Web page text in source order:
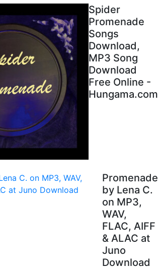
Spider
Promenade
Songs
Download,
MP3 Song
Download
Free Online -
Hungama.com
Promenade
by Lena C.
on MP3,
WAV,
FLAC, AIFF
& ALAC at
Juno
Download